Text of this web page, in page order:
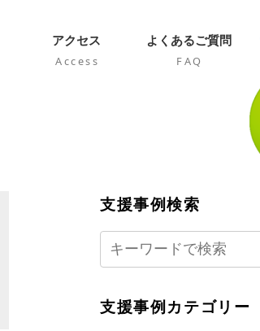
アクセス
Access
よくあるご質問
FAQ
支援事例検索
支援事例カテゴリー